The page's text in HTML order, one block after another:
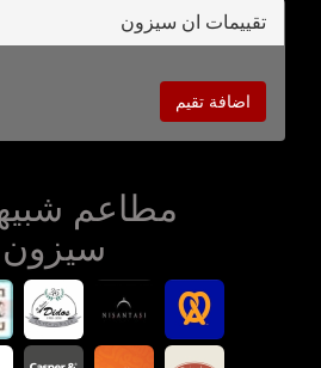
تقييمات ان سيزون
اضافة تقيم
مطاعم
سيزون